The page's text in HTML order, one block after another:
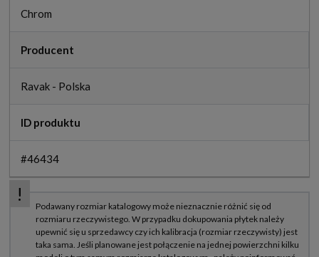
Chrom
Producent
Ravak - Polska
ID produktu
#46434